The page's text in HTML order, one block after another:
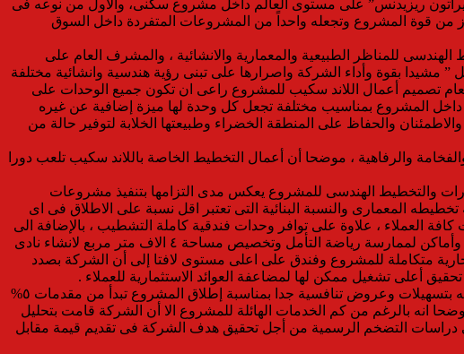
مجتمع سكنى متكامل ليصبح بذلك واحدًا من ٨ مشروعات تحمل علامة “شيراتون ريزيدنس” على مستوى العالم داخل مشروع سكنى، والأول من نوعه فى
من قوة المشروع وتجعله واحداً من المشروعات المتفردة داخل السوق
للمناظر الطبيعية والمعمارية والانشائية ، والمشرف العام على
بقوة وأداء الشركة واصرارها على تبنى رؤية هندسية وانشائية مختلفة
تصميم أعمال اللاند سكيب للمشروع راعى ان تكون جميع الوحدات على
داخل المشروع بمناسيب مختلفة تجعل كل وحدة لها ميزة إضافية عن غيره
والحفاظ على المنطقة الخضراء وطبيعتها الخلابة لتوفير حالة من
والرفاهية ، موضحا أن أعمال التخطيط الخاصة باللاند سكيب تلعب دورا
والتخطيط الهندسى للمشروع يعكس مدى التزامها بتنفيذ مشروعات
المعمارى والنسبة البنائية التى تعتبر اقل نسبة على الاطلاق فى اى
وغرفة وحتى ٤ غرف ووحدات دوبلكس لتلبية احتياجات كافة العملاء ، علاوة على توافر وحدات فندقية كاملة التشطيب ، بالإضافة الى
زيادة نسبة مساحات الخدمات الترفيهية عن المعتاد من مسطحات خضراء وطبيعة خلابة وبحيرات صناعية وأماكن لسير الدراجات وأماكن لممارسة رياضة التأمل وتخصيص مساحة ٤ الاف متر مربع لانشاء نادى
وجود مساحة تجارية متكاملة للمشروع وفندق على اعلى مستوى لافتا إلى أن الشركة بصدد
أعلى تشغيل ممكن لها لمضاعفة العوائد الاستثمارية للعملاء .
وأشار جابر إلى أنه سيتم طرح نسبة ١٥ % فقط من وحدات المشروع ضمن الطرح الأول بمستهدفات بيعية تصل الى ٢.٢ مليار جنيه بتسهيلات وعروض تنافسية جدا بمناسبة إطلاق المشروع تبدأ من مقدمات ٥%
بهذه المنطقة موضحا انه بالرغم من كم الخدمات الهائلة للمشروع الا أن الشركة قامت بتحليل
دراسات التضخم الرسمية من أجل تحقيق هدف الشركة فى تقديم قيمة مقابل